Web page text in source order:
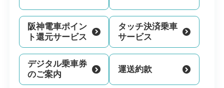
阪神電車ポイン
ト還元サービス
タッチ決済乗車
サービス
デジタル乗車券
のご案内
運送約款